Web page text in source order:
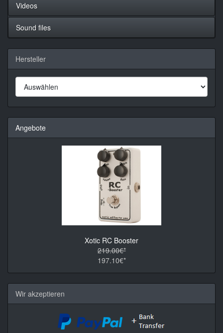
Videos
Sound files
Hersteller
Angebote
Xotic RC Booster
219.00€*
197.10€*
Wir akzeptieren